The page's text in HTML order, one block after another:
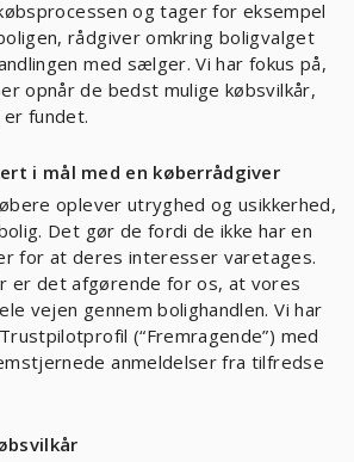
og tager for eksempel
rådgiver omkring boligvalget
med sælger. Vi har fokus på,
opnår de bedst mulige købsvilkår,
fundet.
i mål med en køberrådgiver
oplever utryghed og usikkerhed,
Det gør de fordi de ikke har en
for at deres interesser varetages.
er det afgørende for os, at vores
vejen gennem bolighandlen. Vi har
(“Fremragende”) med
anmeldelser fra tilfredse